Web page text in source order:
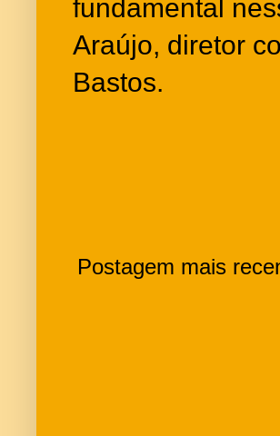
fundamental
Araújo, diretor
Bastos.
Postagem mais